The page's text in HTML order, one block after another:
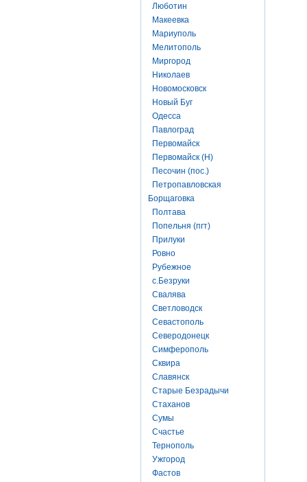
Люботин
Макеевка
Мариуполь
Мелитополь
Миргород
Николаев
Новомосковск
Новый Буг
Одесса
Павлоград
Первомайск
Первомайск (Н)
Песочин (пос.)
Петропавловская
Борщаговка
Полтава
Попельня (пгт)
Прилуки
Ровно
Рубежное
с.Безруки
Свалява
Светловодск
Севастополь
Северодонецк
Симферополь
Сквира
Славянск
Старые Безрадычи
Стаханов
Сумы
Счастье
Тернополь
Ужгород
Фастов